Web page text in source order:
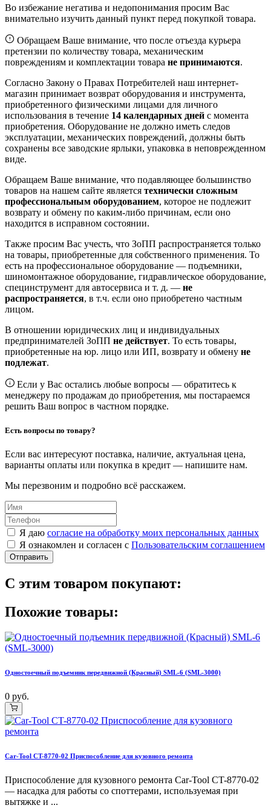
Во избежание негатива и недопонимания просим Вас
внимательно изучить данный пункт перед покупкой товара.
Обращаем Ваше внимание, что после отъезда курьера
претензии по количеству товара, механическим
повреждениям и комплектации товара не принимаются.
Согласно Закону о Правах Потребителей наш интернет-
магазин принимает возврат оборудования и инструмента,
приобретенного физическими лицами для личного
использования в течение 14 календарных дней с момента
приобретения. Оборудование не должно иметь следов
эксплуатации, механических повреждений, должны быть
сохранены все заводские ярлыки, упаковка в неповрежденном
виде.
Обращаем Ваше внимание, что подавляющее большинство
товаров на нашем сайте является технически сложным
профессиональным оборудованием, которое не подлежит
возврату и обмену по каким-либо причинам, если оно
находится в исправном состоянии.
Также просим Вас учесть, что ЗоПП распространяется только
на товары, приобретенные для собственного применения. То
есть на профессиональное оборудование — подъемники,
шиномонтажное оборудование, гидравлическое оборудование,
специнструмент для автосервиса и т. д. — не
распространяется, в т.ч. если оно приобретено частным
лицом.
В отношении юридических лиц и индивидуальных
предпринимателей ЗоПП не действует. То есть товары,
приобретенные на юр. лицо или ИП, возврату и обмену не
подлежат.
Если у Вас остались любые вопросы — обратитесь к
менеджеру по продажам до приобретения, мы постараемся
решить Ваш вопрос в частном порядке.
Есть вопросы по товару?
Если вас интересуют поставка, наличие, актуальная цена,
варианты оплаты или покупка в кредит — напишите нам.
Мы перезвоним и подробно всё расскажем.
Я даю согласие на обработку моих персональных данных
Я ознакомлен и согласен с Пользовательским соглашением
Отправить
С этим товаром покупают:
Похожие товары:
Одностоечный подъемник передвижной (Красный) SML-6 (SML-3000)
0 руб.
Car-Tool CT-8770-02 Приспособление для кузовного ремонта
Приспособление для кузовного ремонта Car-Tool CT-8770-02
— насадка для работы со споттерами, используемая при
вытяжке и ...